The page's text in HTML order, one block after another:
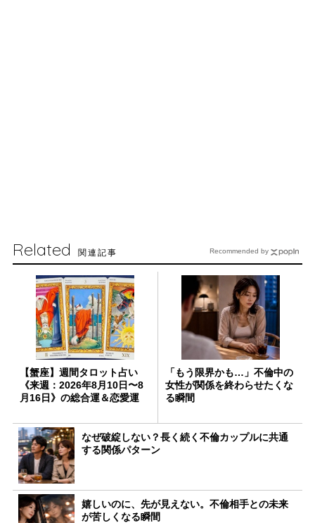
Related 関連記事
【蟹座】週間タロット占い
《来週：2026年8月10日〜8
月16日》の総合運＆恋愛運
「もう限界かも…」不倫中の
女性が関係を終わらせたくな
る瞬間
なぜ破綻しない？長く続く不倫カップルに共通
する関係パターン
嬉しいのに、先が見えない。不倫相手との未来
が苦しくなる瞬間
Recommended by